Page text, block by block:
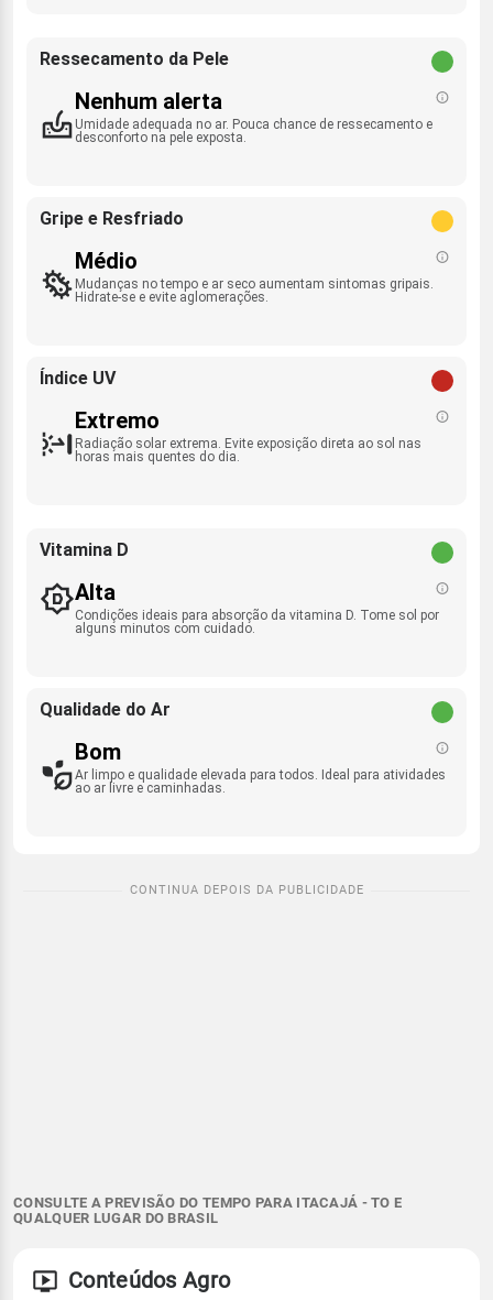
Ressecamento da Pele
Nenhum alerta
Umidade adequada no ar. Pouca chance de ressecamento e
desconforto na pele exposta.
Gripe e Resfriado
Médio
Mudanças no tempo e ar seco aumentam sintomas gripais.
Hidrate-se e evite aglomerações.
Índice UV
Extremo
Radiação solar extrema. Evite exposição direta ao sol nas
horas mais quentes do dia.
Vitamina D
Alta
Condições ideais para absorção da vitamina D. Tome sol por
alguns minutos com cuidado.
Qualidade do Ar
Bom
Ar limpo e qualidade elevada para todos. Ideal para atividades
ao ar livre e caminhadas.
CONSULTE A PREVISÃO DO TEMPO PARA ITACAJÁ - TO E
QUALQUER LUGAR DO BRASIL
Conteúdos Agro